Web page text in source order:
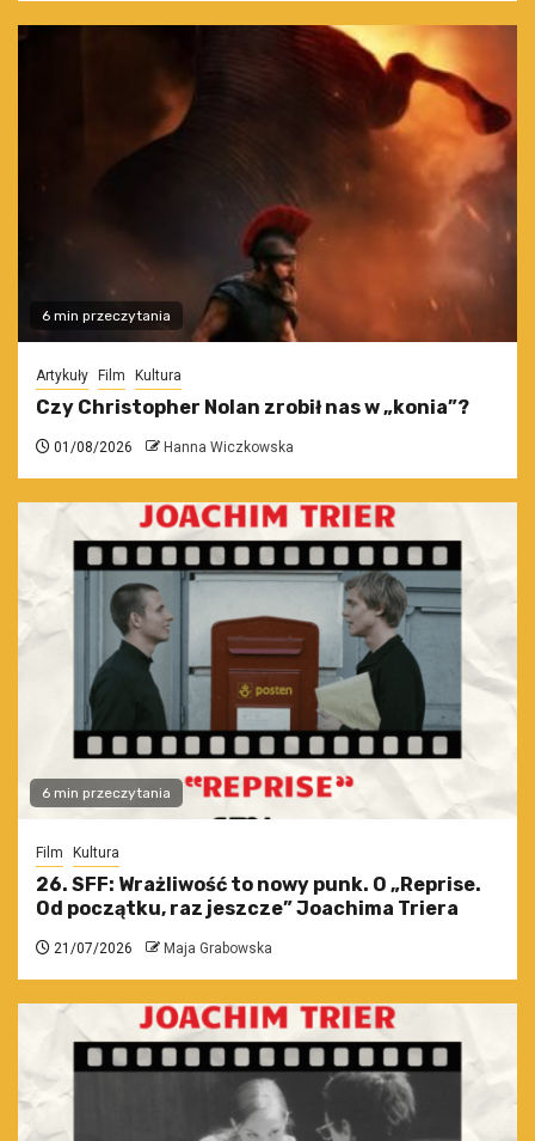
6 min przeczytania
Artykuły Film Kultura
Czy Christopher Nolan zrobił nas w „konia”?
01/08/2026 Hanna Wiczkowska
6 min przeczytania
Film Kultura
26. SFF: Wrażliwość to nowy punk. O „Reprise.
Od początku, raz jeszcze” Joachima Triera
21/07/2026 Maja Grabowska